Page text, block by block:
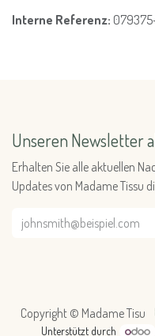
Interne Referenz:
Unseren Newsletter
Erhalten Sie alle aktuellen
Updates von Madame Tissu
Copyright © Madame Tisu
Unterstützt durch